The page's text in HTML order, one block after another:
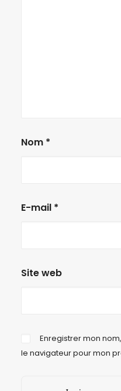
Nom *
E-mail *
Site web
Enregistrer mon
le navigateur pour mon